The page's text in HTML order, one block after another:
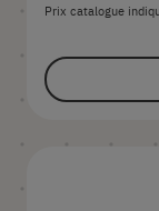
Prix catalogue